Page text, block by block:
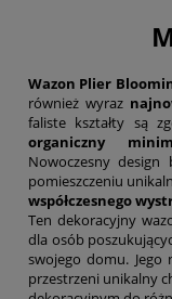
Wazon Plier
również wyraz
faliste kształty są
organiczny
Nowoczesny design
pomieszczeniu
współczesnego
Ten dekoracyjny
dla osób
swojego domu. Jego
przestrzeni unikalny